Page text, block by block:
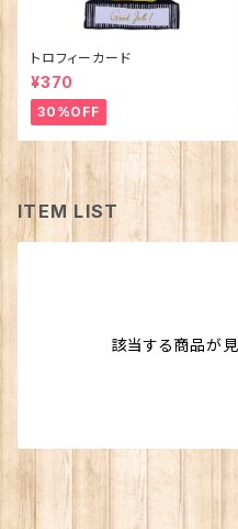
トロフィーカード
¥370
30%OFF
ITEM LIST
該当する商品が見